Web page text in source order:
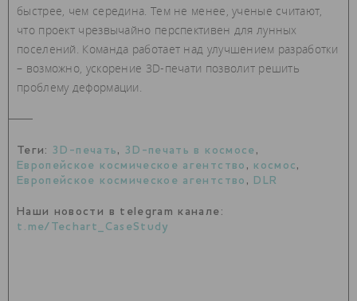
быстрее, чем середина. Тем не менее, ученые считают,
что проект чрезвычайно перспективен для лунных
поселений. Команда работает над улучшением разработки
– возможно, ускорение 3D-печати позволит решить
проблему деформации.
Теги:3D-печать , 3D-печать в космосе ,
Европейское космическое агентство , космос ,
Европейское космическое агентство , DLR
Наши новости в telegram канале:
t.me/Techart_CaseStudy